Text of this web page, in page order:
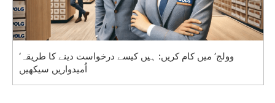
‘وولج’ میں کام کریں: ہیں کیسے درخواست دینے کا طریقہ
اُمیدواریں سیکھیں